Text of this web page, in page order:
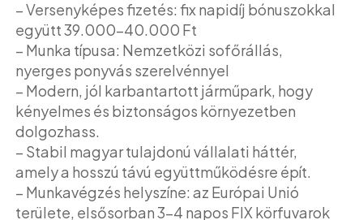
– Versenyképes fizetés: fix napidíj bónuszokkal
együtt 39.000-40.000 Ft
– Munka típusa: Nemzetközi sofőrállás,
nyerges ponyvás szerelvénnyel
– Modern, jól karbantartott járműpark, hogy
kényelmes és biztonságos környezetben
dolgozhass.
– Stabil magyar tulajdonú vállalati háttér,
amely a hosszú távú együttműködésre épít.
– Munkavégzés helyszíne: az Európai Unió
területe, elsősorban 3-4 napos FIX körfuvarok